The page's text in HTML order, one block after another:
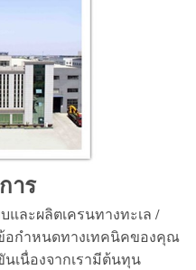
าร
และผลิตเครนทางทะเล /
อกำหนดทางเทคนิคของคุณ
เนื่องจากเรามีต้นทุน